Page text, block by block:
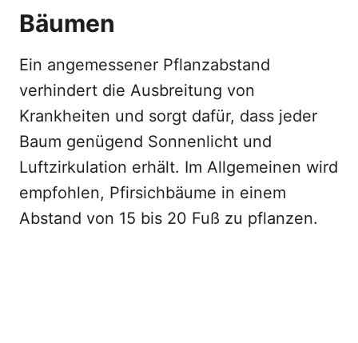
Bäumen
Ein angemessener Pflanzabstand
verhindert die Ausbreitung von
Krankheiten und sorgt dafür, dass jeder
Baum genügend Sonnenlicht und
Luftzirkulation erhält. Im Allgemeinen wird
empfohlen, Pfirsichbäume in einem
Abstand von 15 bis 20 Fuß zu pflanzen.